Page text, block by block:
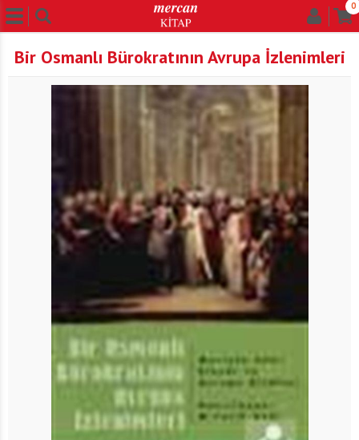
0
Bir Osmanlı Bürokratının Avrupa İzlenimleri